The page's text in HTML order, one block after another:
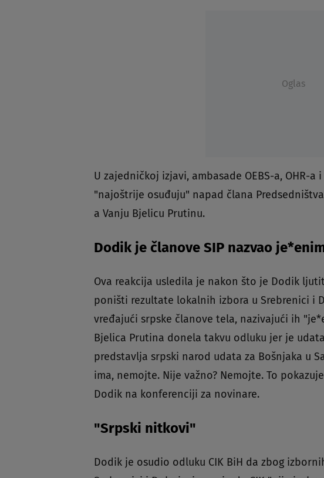
Oglas
U zajedničkoj izjavi, ambasade OEBS-a, OHR-a
"najoštrije osuđuju" napad člana
a Vanju Bjelicu Prutinu.
Dodik je članove SIP nazvao
Ova reakcija usledila je nakon što je Dodik
poništi rezultate lokalnih izbora u Srebrenici i
vređajući srpske članove tela, nazivajući ih
Bjelica Prutina donela takvu odluku jer je
predstavlja srpski narod udata za Bošnjaka u
ima, nemojte. Nije važno? Nemojte. To
Dodik na konferenciji za novinare.
"Srpski nitkovi"
Dodik je osudio odluku CIK BiH da zbog